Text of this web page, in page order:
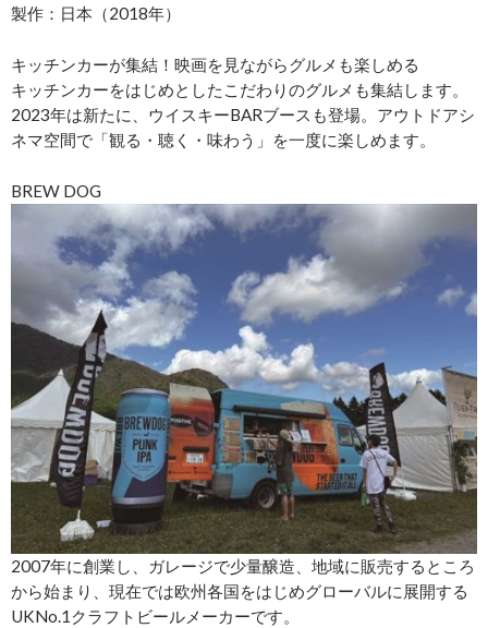
製作：日本（2018年）
キッチンカーが集結！映画を見ながらグルメも楽しめる
キッチンカーをはじめとしたこだわりのグルメも集結します。
2023年は新たに、ウイスキーBARブースも登場。アウトドアシ
ネマ空間で「観る・聴く・味わう」を一度に楽しめます。
BREW DOG
2007年に創業し、ガレージで少量醸造、地域に販売するところ
から始まり、現在では欧州各国をはじめグローバルに展開する
UKNo.1クラフトビールメーカーです。